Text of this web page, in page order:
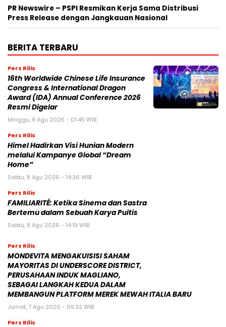
PR Newswire – PSPI Resmikan Kerja Sama Distribusi
Press Release dengan Jangkauan Nasional
BERITA TERBARU
Pers Rilis
16th Worldwide Chinese Life Insurance
Congress & International Dragon
Award (IDA) Annual Conference 2026
Resmi Digelar
Minggu, 9 Agu 2026 - 01:45 WIB
Pers Rilis
Himel Hadirkan Visi Hunian Modern
melalui Kampanye Global “Dream
Home”
Sabtu, 8 Agu 2026 - 14:26 WIB
Pers Rilis
FAMILIARITÉ: Ketika Sinema dan Sastra
Bertemu dalam Sebuah Karya Puitis
Sabtu, 8 Agu 2026 - 14:19 WIB
Pers Rilis
MONDEVITA MENGAKUISISI SAHAM
MAYORITAS DI UNDERSCORE DISTRICT,
PERUSAHAAN INDUK MAGLIANO,
SEBAGAI LANGKAH KEDUA DALAM
MEMBANGUN PLATFORM MEREK MEWAH ITALIA BARU
Jumat, 7 Agu 2026 - 09:32 WIB
Pers Rilis